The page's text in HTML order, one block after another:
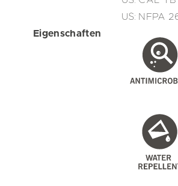
US: NFPA
Eigenschaften